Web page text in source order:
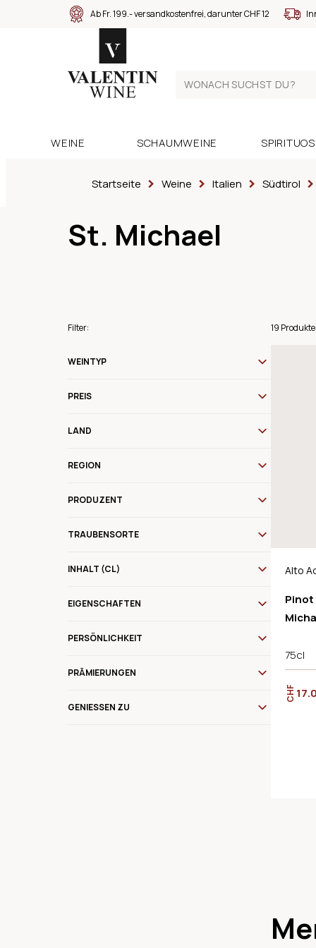
Ab Fr. 199.- versandkostenfrei, darunter CHF 12
WEINE SCHAUMWEINE
Startseite Weine Italien Südtirol
St. Michael
Filter:
WEINTYP
PREIS
LAND
REGION
PRODUZENT
TRAUBENSORTE
INHALT (CL)
EIGENSCHAFTEN
PERSÖNLICHKEIT
PRÄMIERUNGEN
GENIESSEN ZU
19 Produkte
Alto
Pinot
75cl
CHF